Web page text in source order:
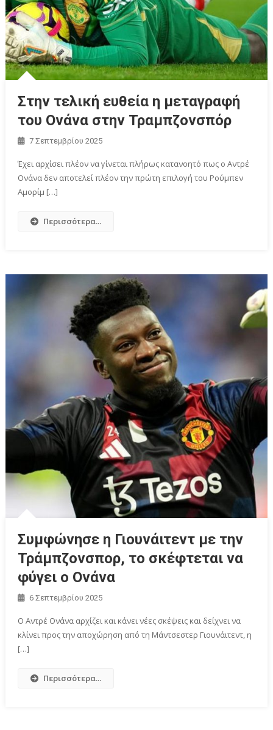
Στην τελική ευθεία η μεταγραφή
του Ονάνα στην Τραμπζονσπόρ
7 Σεπτεμβρίου 2025
Έχει αρχίσει πλέον να γίνεται πλήρως κατανοητό πως ο Αντρέ
Ονάνα δεν αποτελεί πλέον την πρώτη επιλογή του Ρούμπεν
Αμορίμ […]
Περισσότερα...
Συμφώνησε η Γιουνάιτεντ με την
Τράμπζονσπορ, το σκέφτεται να
φύγει ο Ονάνα
6 Σεπτεμβρίου 2025
Ο Αντρέ Ονάνα αρχίζει και κάνει νέες σκέψεις και δείχνει να
κλίνει προς την αποχώρηση από τη Μάντσεστερ Γιουνάιτεντ, η
[…]
Περισσότερα...